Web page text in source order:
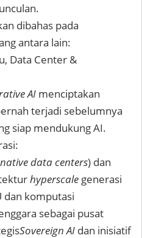
dibahas pada
antara lain:
Data Center &
AI menciptakan
terjadi sebelumnya
siap mendukung AI.
data centers) dan
hyperscale generasi
dan komputasi
sebagai pusat
Sovereign AI dan inisiatif